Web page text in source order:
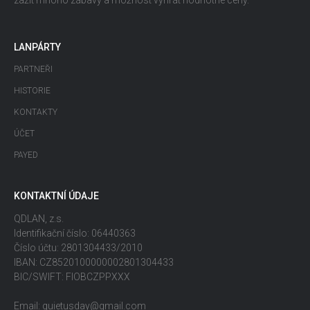
LANPÁRTY
PARTNEŘI
HISTORIE
KONTAKTY
ÚČET
PAYED
KONTAKTNÍ ÚDAJE
QDLAN, z.s.
Identifikační číslo: 06440363
Číslo účtu: 2801304433/2010
IBAN: CZ8520100000002801304433
BIC/SWIFT: FIOBCZPPXXX
Email: quietusday@gmail.com